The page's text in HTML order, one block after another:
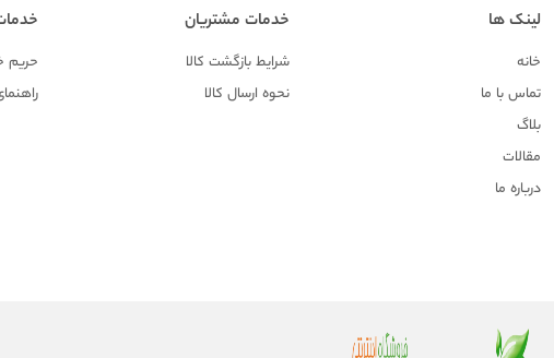
لینک ها
خانه
تماس با ما
بلاگ
مقالات
درباره ما
خدمات مشتریان
شرایط بازگشت کالا
نحوه ارسال کالا
حریم